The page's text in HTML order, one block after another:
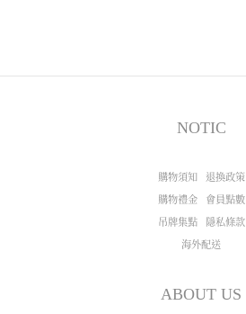
NOTIC
購物須知 退換政策
購物禮金 會員點數
吊牌集點 隱私條款
海外配送
ABOUT US